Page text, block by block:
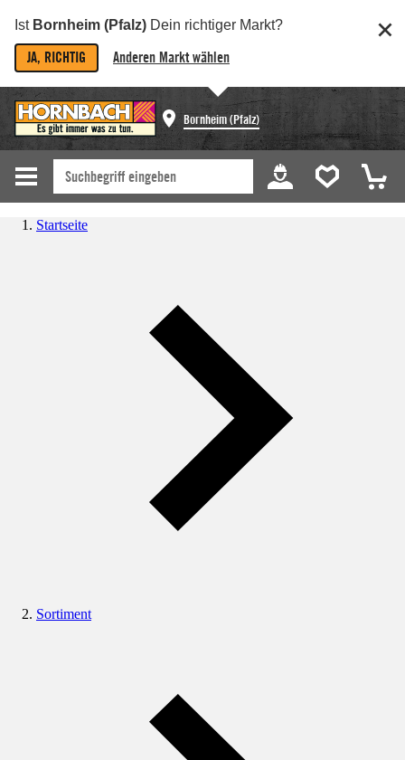
Ist Bornheim (Pfalz) Dein richtiger Markt?
JA, RICHTIG Anderen Markt wählen
Bornheim (Pfalz)
Startseite
Sortiment